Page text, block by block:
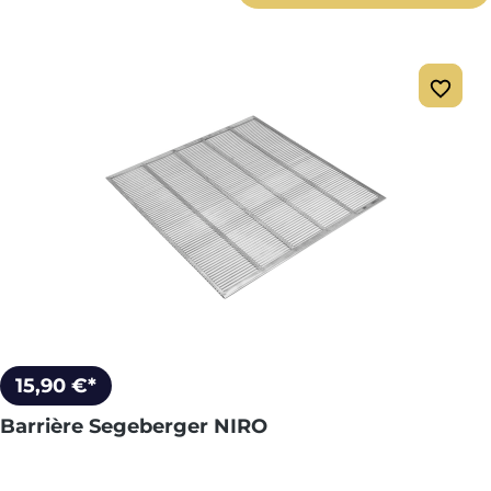
15,90 €*
Barrière Segeberger NIRO